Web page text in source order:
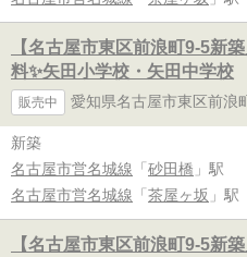
【名古屋市東区前浪町9-5新
料✨️矢田小学校・矢田中学校
販売中 愛知県名古屋市東区前浪
新築
名古屋市営名城線 「 砂田橋 」駅
名古屋市営名城線 「 茶屋ヶ坂 」駅
【名古屋市東区前浪町9-5新